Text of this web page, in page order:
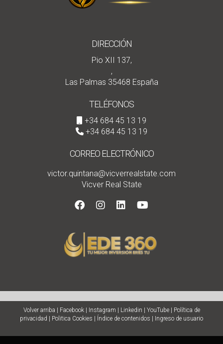
DIRECCIÓN
Pio XII 137,
,
Las Palmas 35468 España
TELÉFONOS
+34 684 45 13 19
+34 684 45 13 19
CORREO ELECTRÓNICO
victor.quintana@vicverrealstate.com
Vicver Real State
Volver arriba Facebook| Instagram Linkedin YouTube|
Política de
privacidad
Politica Cookies Índice de contenidos Ingreso de usuario